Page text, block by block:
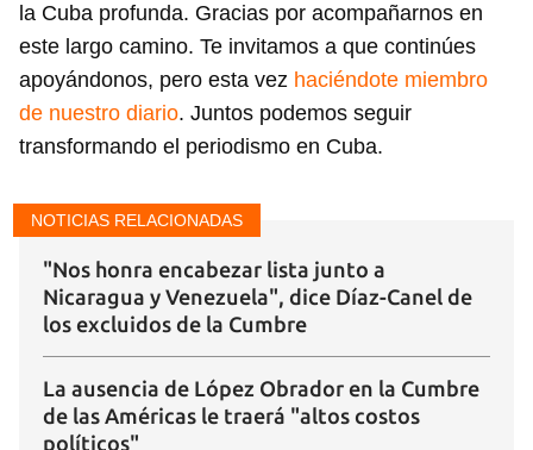
la Cuba profunda. Gracias por acompañarnos en
este largo camino. Te invitamos a que continúes
apoyándonos, pero esta vez haciéndote miembro
de nuestro diario. Juntos podemos seguir
transformando el periodismo en Cuba.
NOTICIAS RELACIONADAS
"Nos honra encabezar lista junto a
Nicaragua y Venezuela", dice Díaz-Canel de
los excluidos de la Cumbre
La ausencia de López Obrador en la Cumbre
de las Américas le traerá "altos costos
políticos"